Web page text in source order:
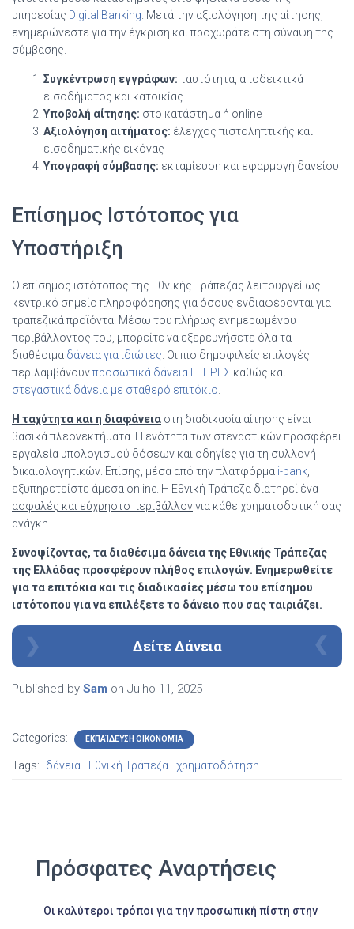
υπηρεσίας Digital Banking . Μετά την αξιολόγηση της αίτησης,
ενημερώνεστε για την έγκριση και προχωράτε στη σύναψη της
σύμβασης.
Συγκέντρωση εγγράφων: ταυτότητα, αποδεικτικά
εισοδήματος και κατοικίας
Υποβολή αίτησης: στο κατάστημα ή online
Αξιολόγηση αιτήματος: έλεγχος πιστοληπτικής και
εισοδηματικής εικόνας
Υπογραφή σύμβασης: εκταμίευση και εφαρμογή δανείου
Επίσημος Ιστότοπος για
Υποστήριξη
Ο επίσημος ιστότοπος της Εθνικής Τράπεζας λειτουργεί ως
κεντρικό σημείο πληροφόρησης για όσους ενδιαφέρονται για
τραπεζικά προϊόντα. Μέσω του πλήρως ενημερωμένου
περιβάλλοντος του, μπορείτε να εξερευνήσετε όλα τα
διαθέσιμα δάνεια για ιδιώτες . Οι πιο δημοφιλείς επιλογές
περιλαμβάνουνπροσωπικά δάνεια ΕΞΠΡΕΣ καθώς και
στεγαστικά δάνεια με σταθερό επιτόκιο
Η ταχύτητα και η διαφάνεια στη διαδικασία αίτησης είναι
βασικά πλεονεκτήματα. Η ενότητα των στεγαστικών προσφέρει
εργαλεία υπολογισμού δόσεων και οδηγίες για τη συλλογή
δικαιολογητικών. Επίσης, μέσα από την πλατφόρμα i-bank
εξυπηρετείστε άμεσα online. Η Εθνική Τράπεζα διατηρεί ένα
ασφαλές και εύχρηστο περιβάλλονγια κάθε χρηματοδοτική σας
ανάγκη
Συνοψίζοντας, τα διαθέσιμα δάνεια της Εθνικής Τράπεζας
της Ελλάδας προσφέρουν πλήθος επιλογών. Ενημερωθείτε
για τα επιτόκια και τις διαδικασίες μέσω του επίσημου
ιστότοπου για να επιλέξετε το δάνειο που σας ταιριάζει.
Δείτε Δάνεια
Published by Sam on Julho 11, 2025
Categories: ΕΚΠΑΊΔΕΥΣΗ ΟΙΚΟΝΟΜΊΑ
Tags: δάνεια Εθνική Τράπεζα χρηματοδότηση
Πρόσφατες Αναρτήσεις
Οι καλύτεροι τρόποι για την προσωπική πίστη στην